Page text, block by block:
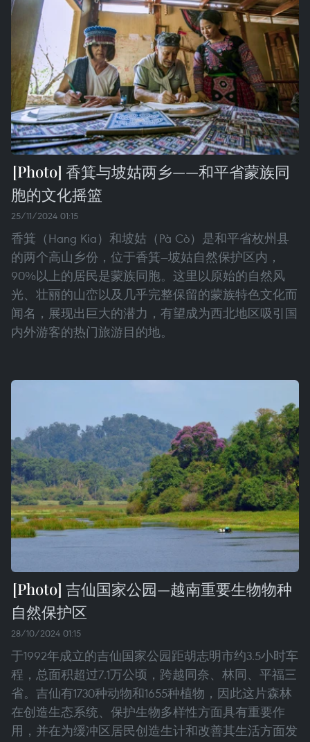
香箕与坡姑两乡——和平省蒙族同
胞的文化摇篮
25/11/2024 01:15
香箕（Hang Kia）和坡姑（Pà Cò）是和平省枚州县
的两个高山乡份，位于香箕—坡姑自然保护区内，
90%以上的居民是蒙族同胞。这里以原始的自然风
光、壮丽的山峦以及几乎完整保留的蒙族特色文化而
闻名，展现出巨大的潜力，有望成为西北地区吸引国
内外游客的热门旅游目的地。
吉仙国家公园—越南重要生物物种
自然保护区
28/10/2024 01:15
于1992年成立的吉仙国家公园距胡志明市约3.5小时车
程，总面积超过7.1万公顷，跨越同奈、林同、平福三
省。吉仙有1730种动物和1655种植物，因此这片森林
在创造生态系统、保护生物多样性方面具有重要作
用，并在为缓冲区居民创造生计和改善其生活方面发